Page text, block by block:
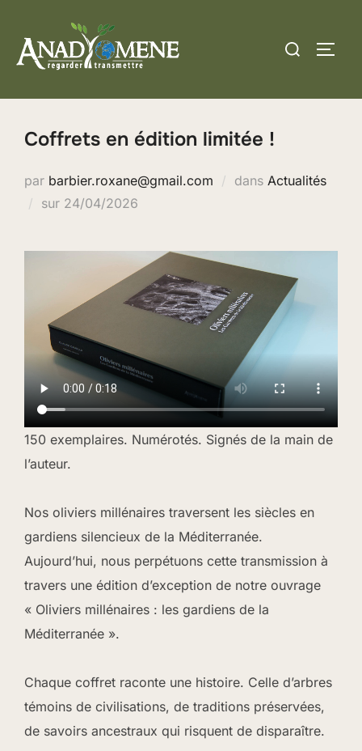
contenu
Rechercher :
Coffrets en édition limitée !
par barbier.roxane@gmail.com dans Actualités
sur Publié
24/04/2026
150 exemplaires. Numérotés. Signés de la main de
l’auteur.
Nos oliviers millénaires traversent les siècles en
gardiens silencieux de la Méditerranée.
Aujourd’hui, nous perpétuons cette transmission à
travers une édition d’exception de notre ouvrage
« Oliviers millénaires : les gardiens de la
Méditerranée ».
Chaque coffret raconte une histoire. Celle d’arbres
témoins de civilisations, de traditions préservées,
de savoirs ancestraux qui risquent de disparaître.